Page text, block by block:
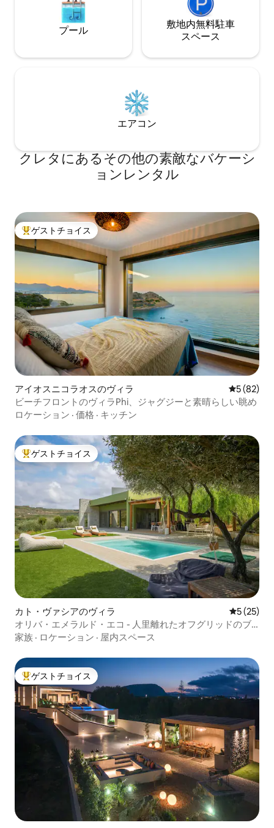
プール
敷地内無料駐⁠車
ス⁠ペ⁠ー⁠ス
エアコン
クレタにあるその他の素敵なバケーシ
ョンレンタル
大好評のゲストチョイスです。
ゲストチョイス
アイオスニコラオスのヴィラ レビュー
5 (82)
ビーチフロントのヴィラPhi、ジャグジーと素晴らしい眺め
ロケーション · 価格 · キッチン
大好評のゲストチョイスです。
ゲストチョイス
カト・ヴァシアのヴィラ レビュー
5 (25)
オリバ・エメラルド・エコ - 人里離れたオフグリッドのブ
ドウ園
家族 · ロケーション · 屋内スペース
大好評のゲストチョイスです。
ゲストチョイス